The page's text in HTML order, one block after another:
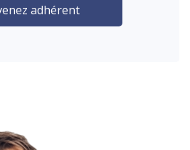
adhérent